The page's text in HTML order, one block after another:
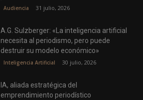
Audiencia 31 julio, 2026
A.G. Sulzberger: «La inteligencia artificial
necesita al periodismo, pero puede
destruir su modelo económico»
Inteligencia Artificial 30 julio, 2026
IA, aliada estratégica del
emprendimiento periodístico